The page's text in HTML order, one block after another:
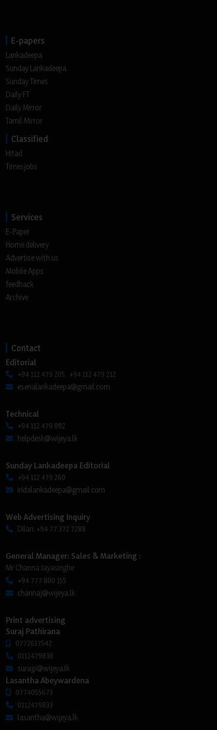
E-papers
Lankadeepa
Sunday Lankadeepa
Sunday Times
Daily FT
Daily Mirror
Tamil Mirror
Classified
Hitad
Timesjobs
Services
E-Paper
Home delivery
Advertise with us
Mobile Apps
feedback
Archive
Contact
Editorial
+94 112 479 205, +94 112 479 212
esenalankadeepa@gmail.com
Technical
+94 112 479 882
helpdesk@wijeya.lk
Sunday Lankadeepa Editorial
+94 112 479 260
iridalankadeepa@gmail.com
Web Advertising Inquiry
Dilan: +94 77 372 7288
General Manager: Sales & Marketing :
Mr Channa Jayasinghe
+94 777 880 155
channaj@wijeya.lk
Print advertising
Suraj Pathirana
0772617542
0112479838
surajp@wijeya.lk
Lasantha Abeywardena
0774055673
0112479833
lasantha@wijeya.lk